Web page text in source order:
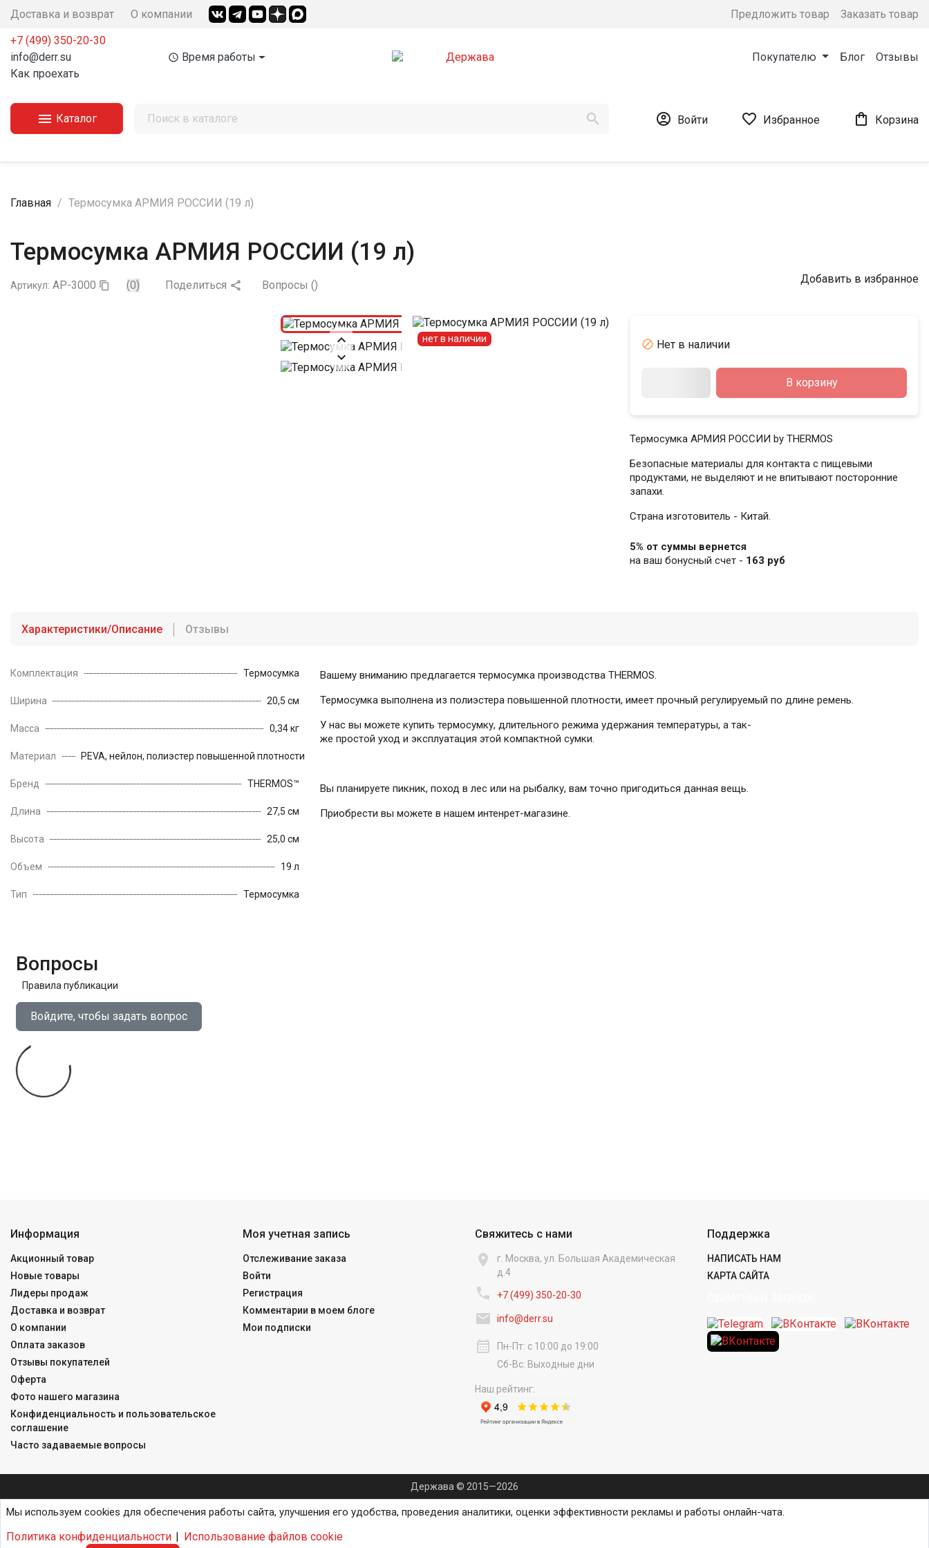
Доставка и возврат О компании Предложить товар Заказать товар
+7 (499) 350-20-30
info@derr.su
Как проехать
access_time Время работы Покупателю Блог Отзывы
 Каталог   Войти  Избранное  Корзина
Главная Термосумка АРМИЯ РОССИИ (19 л)
Термосумка АРМИЯ РОССИИ (19 л)
Артикул: AP-3000  (0) Поделиться  Вопросы () Добавить в избранное


нет в наличии  Нет в наличии
В корзину
Термосумка АРМИЯ РОССИИ by THERMOS
Безопасные материалы для контакта с пищевыми
продуктами, не выделяют и не впитывают посторонние
запахи.
Страна изготовитель - Китай.
5% от суммы вернется
на ваш бонусный счет - 163 руб
Характеристики/Описание Отзывы
Комплектация Термосумка
Ширина 20,5 см
Масса 0,34 кг
Материал PEVA, нейлон, полиэстер повышенной плотности
Бренд THERMOS™
Длина 27,5 см
Высота 25,0 см
Объем 19 л
Тип Термосумка
Вашему вниманию предлагается термосумка производства THERMOS.
Термосумка выполнена из полиэстера повышенной плотности, имеет прочный регулируемый по длине ремень.
У нас вы можете купить термосумку, длительного режима удержания температуры, а так-
же простой уход и эксплуатация этой компактной сумки.
Вы планируете пикник, поход в лес или на рыбалку, вам точно пригодиться данная вещь.
Приобрести вы можете в нашем интенрет-магазине.
Вопросы
Правила публикации
Войдите, чтобы задать вопрос
Информация
Акционный товар
Новые товары
Лидеры продаж
Доставка и возврат
О компании
Оплата заказов
Отзывы покупателей
Оферта
Фото нашего магазина
Конфиденциальность и пользовательское
соглашение
Часто задаваемые вопросы
Моя учетная запись
Отслеживание заказа
Войти
Регистрация
Комментарии в моем блоге
Мои подписки
Свяжитесь с нами

г. Москва, ул. Большая Академическая
д.4
 +7 (499) 350-20-30
 info@derr.su
calendar_month
Пн-Пт: с 10:00 до 19:00
Сб-Вс: Выходные дни
Наш рейтинг:
Поддержка
НАПИСАТЬ НАМ
КАРТА САЙТА
Держава © 2015—2026
Мы используем cookies для обеспечения работы сайта, улучшения его удобства, проведения аналитики, оценки эффективности рекламы и работы онлайн-чата.
Политика конфиденциальности Использование файлов cookie